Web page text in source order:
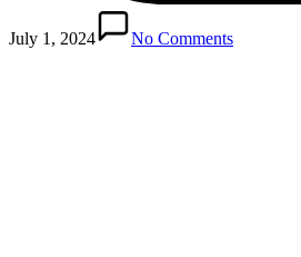
July 1, 2024 No Comments